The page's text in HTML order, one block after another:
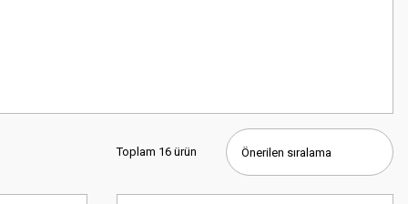
Toplam 16 ürün